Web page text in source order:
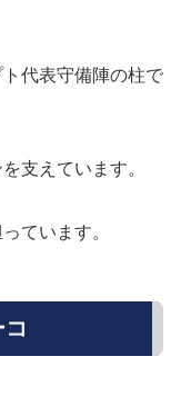
代表守備陣の柱で
支えています。
ています。